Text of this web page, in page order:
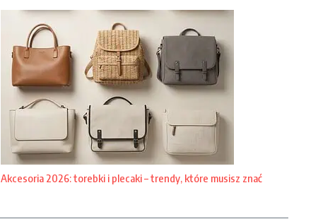
Akcesoria 2026: torebki i plecaki – trendy, które musisz znać